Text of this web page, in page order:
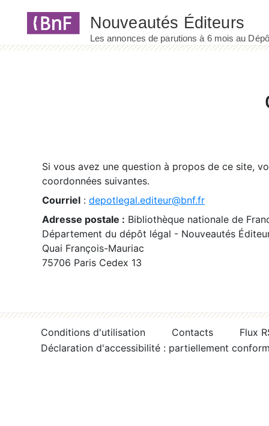
Si vous avez une question à propos de ce site,
coordonnées suivantes.
Courriel : depotlegal.editeur@bnf.fr
Adresse postale : Bibliothèque nationale de
Département du dépôt légal - Nouveautés
Quai François-Mauriac
75706 Paris Cedex 13
Conditions d'utilisation Contacts
Flux
Déclaration d'accessibilité : partiellement